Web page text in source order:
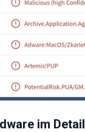
im Detail